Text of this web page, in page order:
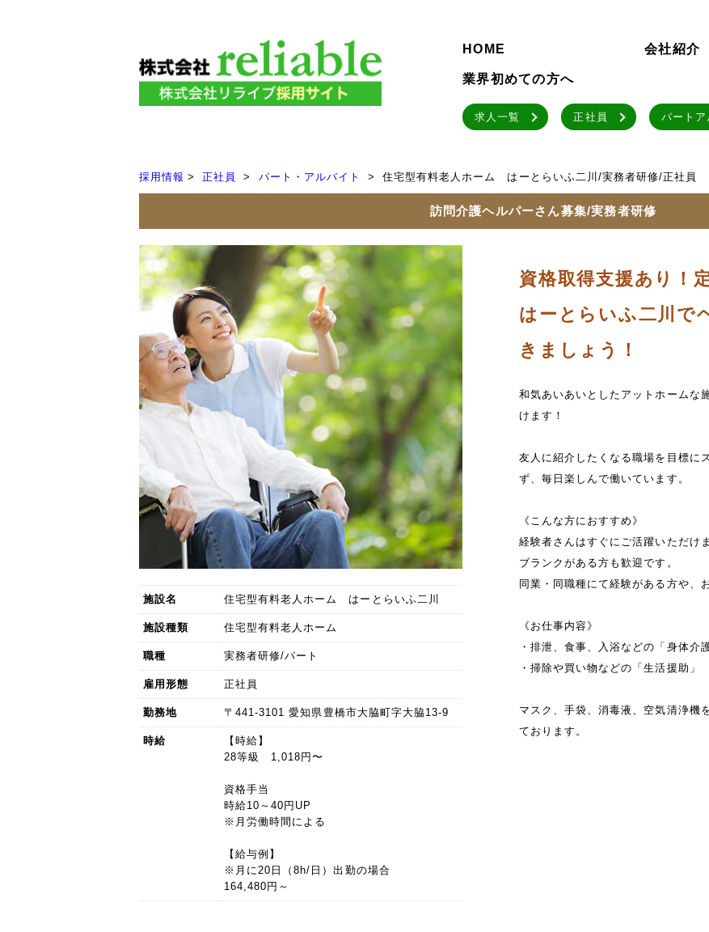
HOME 会社紹介
業界初めての方へ
求人一覧 正社員 パートア
採用情報 正社員 パート・アルバイト 住宅型有料老人ホーム はーとらいふ二川/実務者研修/正社員
訪問介護ヘルパーさん募集/実務者研修
施設名 住宅型有料老人ホーム はーとらいふ二川
施設種類 住宅型有料老人ホーム
職種 実務者研修/パート
雇用形態 正社員
勤務地 〒441-3101 愛知県豊橋市大脇町字大脇13-9
時給
【時給】
28等級 1,018円〜
資格手当
時給10～40円UP
※月労働時間による
【給与例】
※月に20日（8h/日）出勤の場合
164,480円～
資格取得支援あり！
はーとらいふ二川で
きましょう！
和気あいあいとしたアットホームな
けます！
友人に紹介したくなる職場を目標に
ず、毎日楽しんで働いています。
《こんな方におすすめ》
経験者さんはすぐにご活躍いただけま
ブランクがある方も歓迎です。
同業・同職種にて経験がある方や、
《お仕事内容》
・排泄、食事、入浴などの「身体介護
・掃除や買い物などの「生活援助」
マスク、手袋、消毒液、空気清浄機
ております。